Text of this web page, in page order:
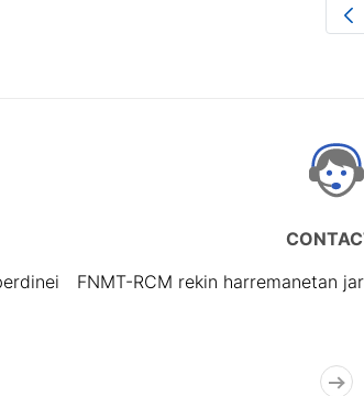
FNMT-RCM rekin harremanetan